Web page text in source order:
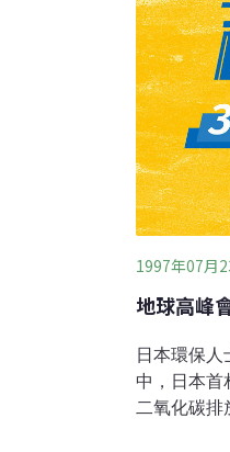
1997年07月
地球高峰
日本環保
中，日本首
二氧化碳排